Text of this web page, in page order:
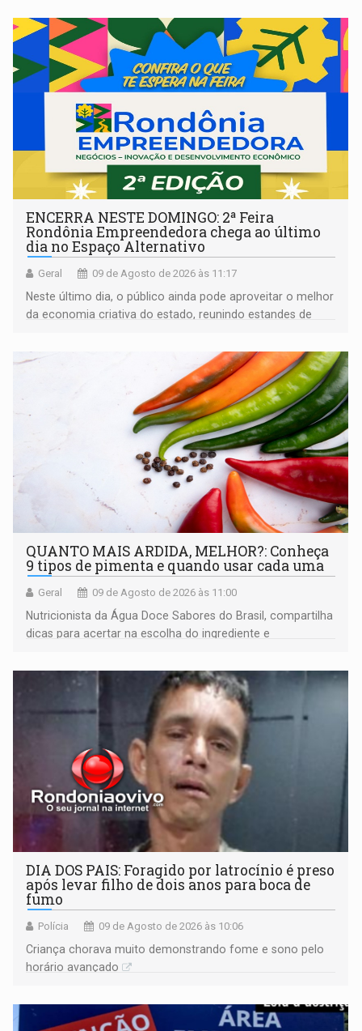
ENCERRA NESTE DOMINGO: 2ª Feira
Rondônia Empreendedora chega ao último
dia no Espaço Alternativo
Geral 09 de Agosto de 2026 às 11:17
Neste último dia, o público ainda pode aproveitar o melhor
da economia criativa do estado, reunindo estandes de
QUANTO MAIS ARDIDA, MELHOR?: Conheça
9 tipos de pimenta e quando usar cada uma
Geral 09 de Agosto de 2026 às 11:00
Nutricionista da Água Doce Sabores do Brasil, compartilha
dicas para acertar na escolha do ingrediente e
DIA DOS PAIS: Foragido por latrocínio é preso
após levar filho de dois anos para boca de
fumo
Polícia 09 de Agosto de 2026 às 10:06
Criança chorava muito demonstrando fome e sono pelo
horário avançado